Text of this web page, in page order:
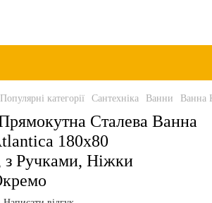
Популярні категорії Сантехніка Ванни Ванна
Сталева Ванна
180x80
з Ручками, Ніжки